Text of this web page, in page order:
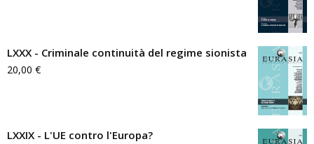
LXXX - Criminale continuità del regime sionista
20,00 €
LXXIX - L'UE contro l'Europa?